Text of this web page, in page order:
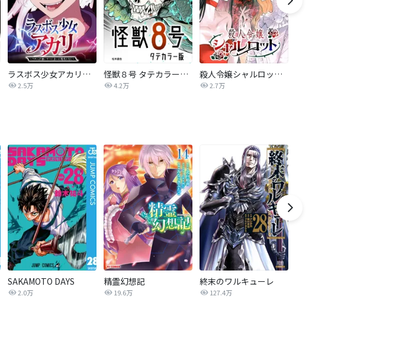
ラスボス少女アカリ～ワタシより強いやつに会いに現代に行く～【タテヨミ】
2.5万
怪獣８号 タテカラー版【タテヨミ】
4.2万
殺人令嬢シャルロット【タテヨミ】
2.7万
SAKAMOTO DAYS
2.0万
精霊幻想記
19.6万
終末のワルキューレ
127.4万